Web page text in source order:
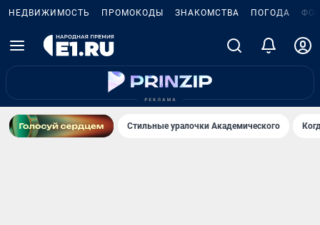
НЕДВИЖИМОСТЬ ПРОМОКОДЫ ЗНАКОМСТВА ПОГОДА
Стильные уралочки Академического